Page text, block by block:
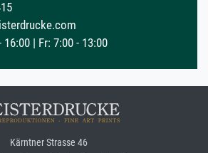
16:00 | Fr: 7:00 - 13:00
Kärntner Strasse 46